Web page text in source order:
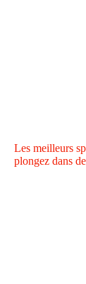
Les meilleurs
plongez dans